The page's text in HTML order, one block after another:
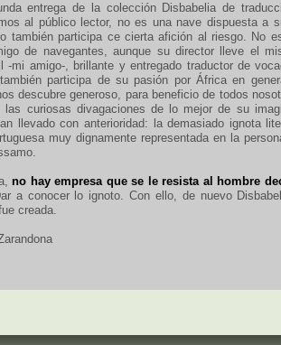
entrega de la colección Disbabelia de
al público lector, no es una nave dispuesta a
también participa ce cierta afición al riesgo. No
de navegantes, aunque su director lleve el
-mi amigo-, brillante y entregado traductor de
participa de su pasión por África en
descubre generoso, para beneficio de todos
las curiosas divagaciones de lo mejor de su
llevado con anterioridad: la demasiado ignota
muy dignamente representada en la
no hay empresa que se le resista al hombre
a conocer lo ignoto. Con ello, de nuevo
creada.